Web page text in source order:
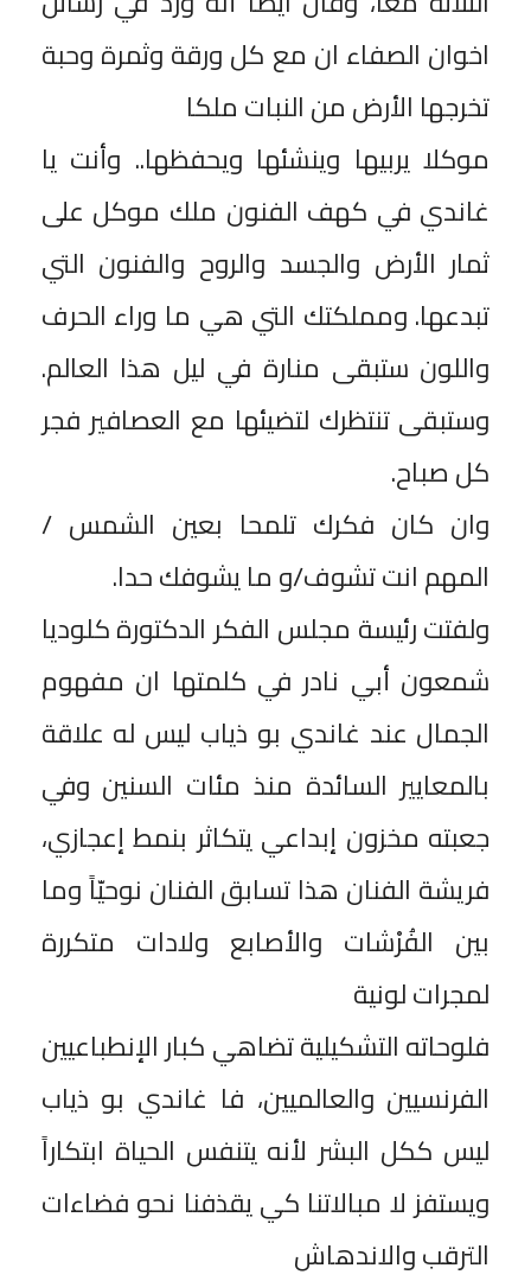
اخوان الصفاء ان مع كل ورقة وثمرة وحبة
تخرجها الأرض من النبات ملكا
موكلا يربيها وينشئها ويحفظها.. وأنت يا
غاندي في كهف الفنون ملك موكل على
ثمار الأرض والجسد والروح والفنون التي
تبدعها. ومملكتك التي هي ما وراء الحرف
واللون ستبقى منارة في ليل هذا العالم.
وستبقى تنتظرك لتضيئها مع العصافير فجر
كل صباح.
وان كان فكرك تلمحا بعين الشمس /
المهم انت تشوف/و ما يشوفك حدا.
ولفتت رئيسة مجلس الفكر الدكتورة كلوديا
شمعون أبي نادر في كلمتها ان مفهوم
الجمال عند غاندي بو ذياب ليس له علاقة
بالمعايير السائدة منذ مئات السنين وفي
جعبته مخزون إبداعي يتكاثر بنمط إعجازي،
فريشة الفنان هذا تسابق الفنان نوحيّاً وما
بين الفُرْشات والأصابع ولادات متكررة
لمجرات لونية
فلوحاته التشكيلية تضاهي كبار الإنطباعيين
الفرنسيين والعالميين، فا غاندي بو ذياب
ليس ككل البشر لأنه يتنفس الحياة ابتكاراً
ويستفز لا مبالاتنا كي يقذفنا نحو فضاءات
الترقب والاندهاش